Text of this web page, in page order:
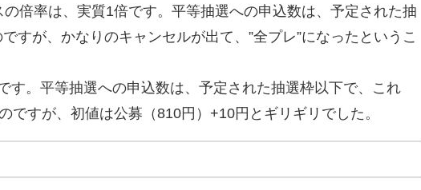
倍率は、実質1倍です。平等抽選への申込数は、予定された抽
すが、かなりのキャンセルが出て、”全プレ”になったというこ
す。平等抽選への申込数は、予定された抽選枠以下で、これ
ですが、初値は公募（810円）+10円とギリギリでした。